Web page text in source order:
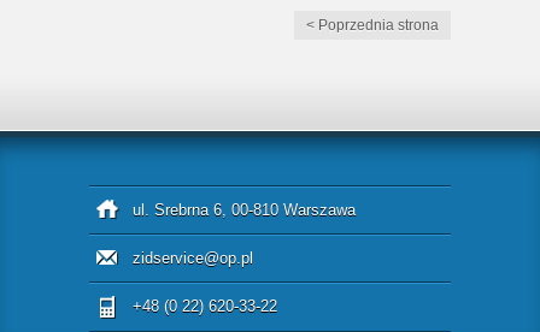
< Poprzednia strona
ul. Srebrna 6, 00-810 Warszawa
zidservice@op.pl
+48 (0 22) 620-33-22